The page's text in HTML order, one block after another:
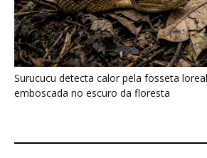
7 de agosto de 2026
O fogo, a mandioca e a
cozinha ancestral...
7 de agosto de 2026